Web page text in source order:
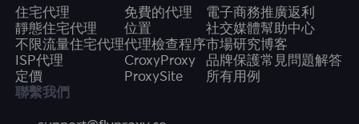
住宅代理
靜態住宅代理
不限流量住宅代理
ISP代理
定價
免費的代理
位置
代理檢查程序
CroxyProxy
ProxySite
電子商務
社交媒體
市場研究
品牌保護
所有用例
推廣返利
幫助中心
博客
常見問題解答
聯繫我們